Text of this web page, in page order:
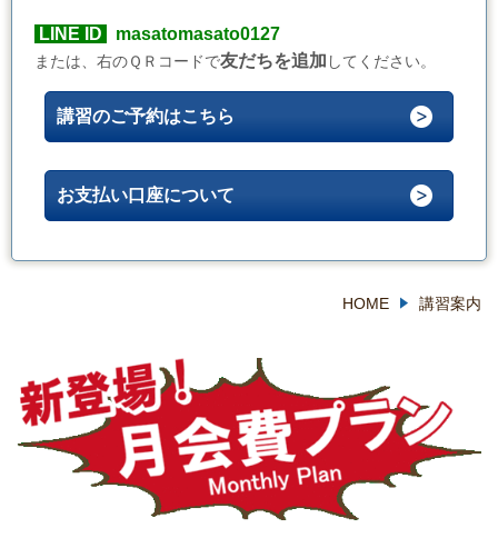
LINE ID masatomasato0127
または、右のＱＲコードで友だちを追加 してください。
講習のご予約はこちら
お支払い口座について
HOME 講習案内